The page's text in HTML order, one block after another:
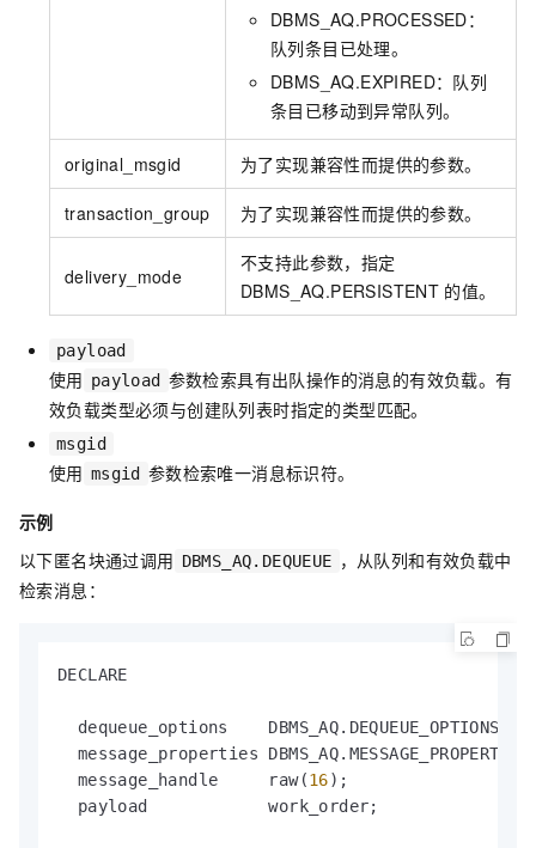
DBMS_AQ.PROCESSED：
队列条目已处理。
DBMS_AQ.EXPIRED：队列
条目已移动到异常队列。
original_msgid 为了实现兼容性而提供的参数。
transaction_group 为了实现兼容性而提供的参数。
delivery_mode
不支持此参数，指定
DBMS_AQ.PERSISTENT 的值。
payload
使用 payload 参数检索具有出队操作的消息的有效负载。有
效负载类型必须与创建队列表时指定的类型匹配。
msgid
使用 msgid 参数检索唯一消息标识符。
示例
以下匿名块通过调用 DBMS_AQ.DEQUEUE ，从队列和有效负载中
检索消息：
DECLARE
  dequeue_options    DBMS_AQ.DEQUEUE_OPTIONS_T;
message_properties
  message_handle     raw(
16);
  payload            work_order;